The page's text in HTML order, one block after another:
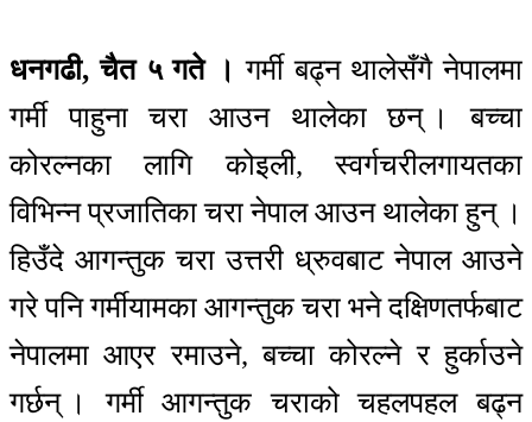
धनगढी, चैत ५ गते । गर्मी बढ्न थालेसँगै नेपालमा
गर्मी पाहुना चरा आउन थालेका छन् । बच्चा
कोरल्नका लागि कोइली, स्वर्गचरीलगायतका
विभिन्न प्रजातिका चरा नेपाल आउन थालेका हुन् ।
हिउँदे आगन्तुक चरा उत्तरी ध्रुवबाट नेपाल आउने
गरे पनि गर्मीयामका आगन्तुक चरा भने दक्षिणतर्फबाट
नेपालमा आएर रमाउने, बच्चा कोरल्ने र हुर्काउने
गर्छन् । गर्मी आगन्तुक चराको चहलपहल बढ्न